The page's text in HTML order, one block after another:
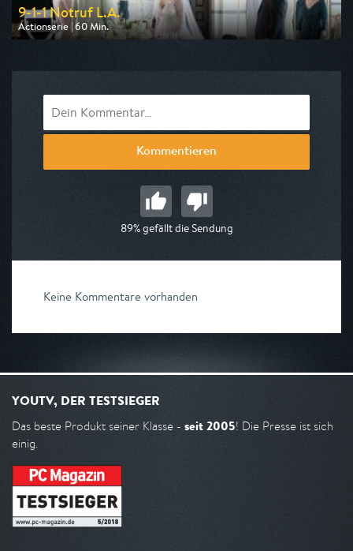
9-1-1 Notruf L.A.
Actionserie | 60 Min.
Ausgestrahlt von Kabel 1
Kommentieren
89% gefällt die Sendung
Keine Kommentare vorhanden
YOUTV, DER TESTSIEGER
Das beste Produkt seiner Klasse - seit 2005! Die Presse ist sich
einig.